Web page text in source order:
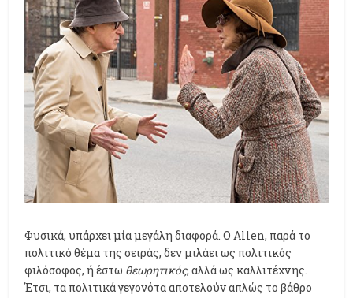
Φυσικά, υπάρχει μία μεγάλη διαφορά. Ο Allen, παρά το
πολιτικό θέμα της σειράς, δεν μιλάει ως πολιτικός
φιλόσοφος, ή έστω θεωρητικός, αλλά ως καλλιτέχνης.
Έτσι, τα πολιτικά γεγονότα αποτελούν απλώς το βάθρο